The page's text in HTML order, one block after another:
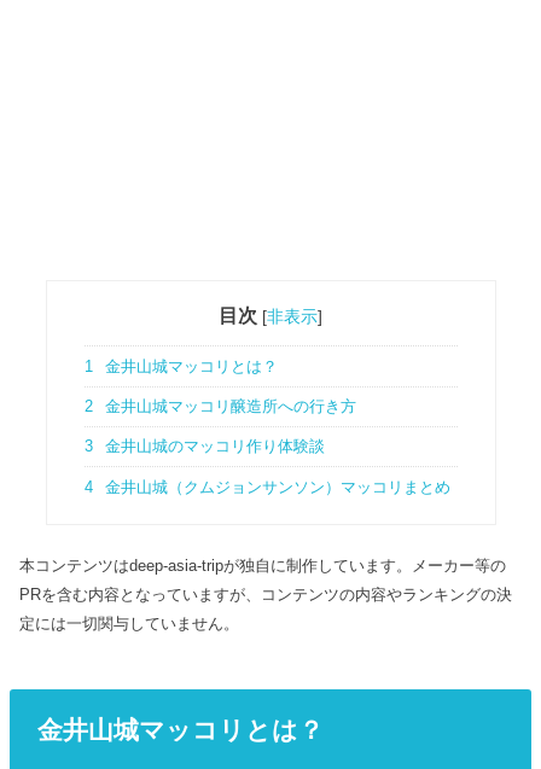
目次 [非表示]
1 金井山城マッコリとは？
2 金井山城マッコリ醸造所への行き方
3 金井山城のマッコリ作り体験談
4 金井山城（クムジョンサンソン）マッコリまとめ
本コンテンツはdeep-asia-tripが独自に制作しています。メーカー等の
PRを含む内容となっていますが、コンテンツの内容やランキングの決
定には一切関与していません。
金井山城マッコリとは？